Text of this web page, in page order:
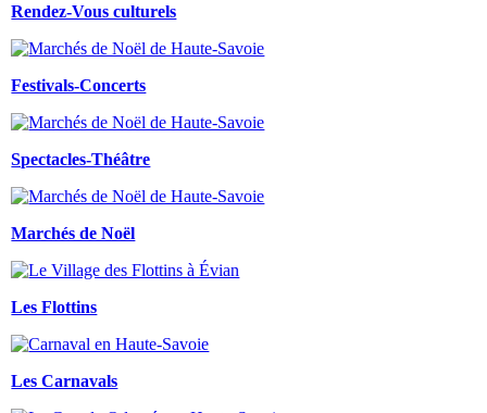
Rendez-Vous culturels
Festivals-Concerts
Spectacles-Théâtre
Marchés de Noël
Les Flottins
Les Carnavals